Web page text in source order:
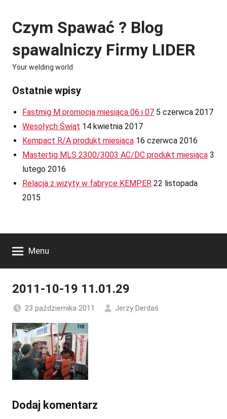
content
Czym Spawać ? Blog
spawalniczy Firmy LIDER
Your welding world
Ostatnie wpisy
Fastmig M promocja miesiąca 06 i 07 5 czerwca 2017
Wesołych Świąt 14 kwietnia 2017
Kempact R/A produkt miesiąca 16 czerwca 2016
Mastertig MLS 2300/3003 AC/DC produkt miesiąca 3
lutego 2016
Relacja z wizyty w fabryce KEMPER 22 listopada
2015
Menu
2011-10-19 11.01.29
23 października 2011 Jerzy Derdaś
Dodaj komentarz